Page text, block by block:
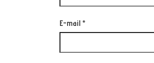
E-mail *